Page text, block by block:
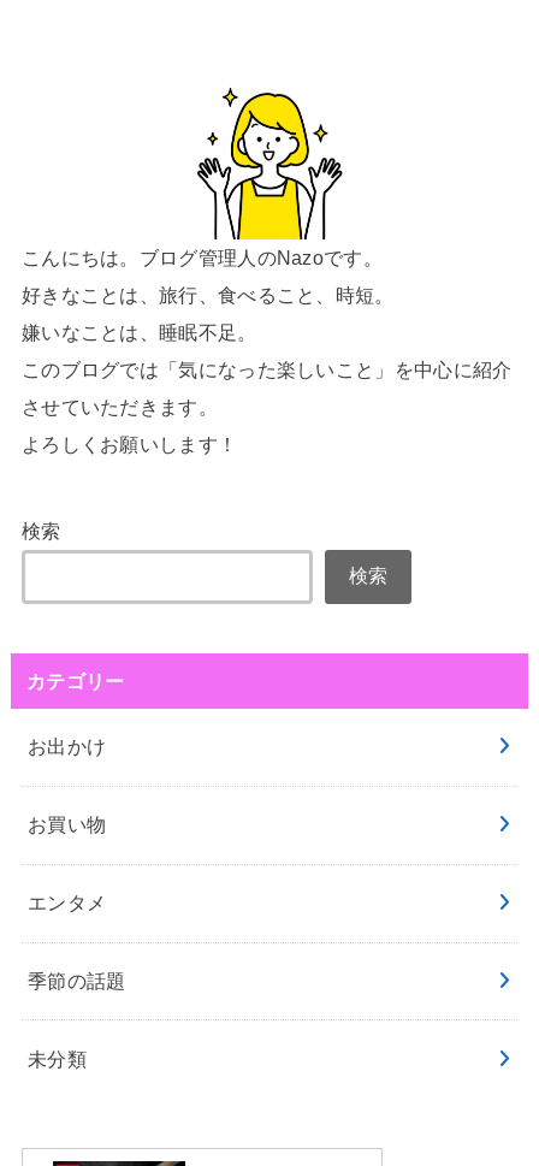
こんにちは。ブログ管理人のNazoです。
好きなことは、旅行、食べること、時短。
嫌いなことは、睡眠不足。
このブログでは「気になった楽しいこと」を中心に紹介
させていただきます。
よろしくお願いします！
検索
検索
カテゴリー
お出かけ
お買い物
エンタメ
季節の話題
未分類